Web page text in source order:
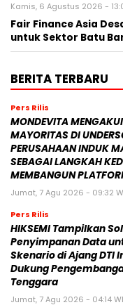
Kamis, 6 Agustus 2026 -
Fair Finance Asia
untuk Sektor Batu
BERITA TERBARU
Pers Rilis
MONDEVITA
MAYORITAS DI
PERUSAHAAN INDUK
SEBAGAI LANGKAH
MEMBANGUN
Jumat, 7 Agu 2026 - 09:32
Pers Rilis
HIKSEMI Tampilkan
Penyimpanan Data
Skenario di Ajang DTI
Dukung
Tenggara
Jumat, 7 Agu 2026 - 04:14